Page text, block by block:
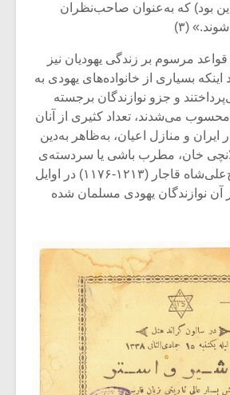
از انقلاب سال ۵۷ این بود) که به‌عنوان صاحب‌نظران
(۳)
مرسوم بر زندگی یهودیان نیز
اینکه بسیاری از خانواده‌های یهودی به
و جزو نوازندگان برجسته
می‌شدند، تعداد کثیری از آنان
ایران و منازل اعیان، به‌ظاهر به‌دین
خان، مطرب باشی یا سردسته‌ی
نوازندگان دربار فتح‌علی‌شاه قاجار (۱۲۱۳-۱۱۷۶) در اوایل
آن نوازندگان یهودی مسلمان شده